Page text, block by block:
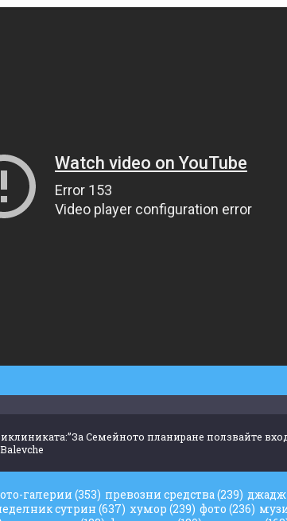
Семейното планиране ползвайте
галерии (353) превозни средства(239)
сутрин (637) хумор (239) фото (236)